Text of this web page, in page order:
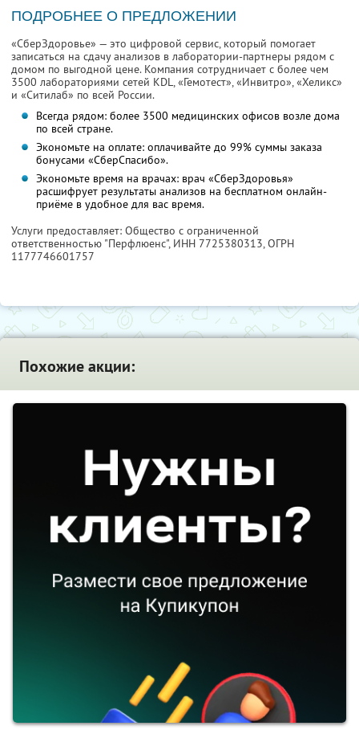
ПОДРОБНЕЕ О ПРЕДЛОЖЕНИИ
«СберЗдоровье» — это цифровой сервис, который помогает
записаться на сдачу анализов в лаборатории-партнеры рядом с
домом по выгодной цене. Компания сотрудничает с более чем
3500 лабораториями сетей KDL, «Гемотест», «Инвитро», «Хеликс»
и «Ситилаб» по всей России.
Всегда рядом: более 3500 медицинских офисов возле дома
по всей стране.
Экономьте на оплате: оплачивайте до 99% суммы заказа
бонусами «СберСпасибо».
Экономьте время на врачах: врач «СберЗдоровья»
расшифрует результаты анализов на бесплатном онлайн-
приёме в удобное для вас время.
Услуги предоставляет: Общество с ограниченной
ответственностью "Перфлюенс", ИНН 7725380313, ОГРН
1177746601757
Похожие акции: